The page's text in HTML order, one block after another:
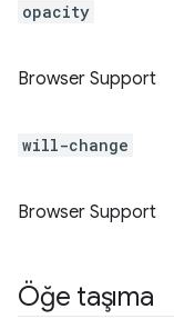
opacity
Browser Support
will-change
Browser Support
Öğe taşıma